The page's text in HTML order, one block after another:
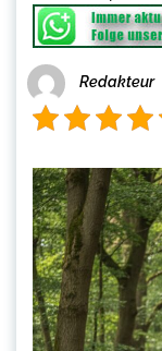
Redakteur